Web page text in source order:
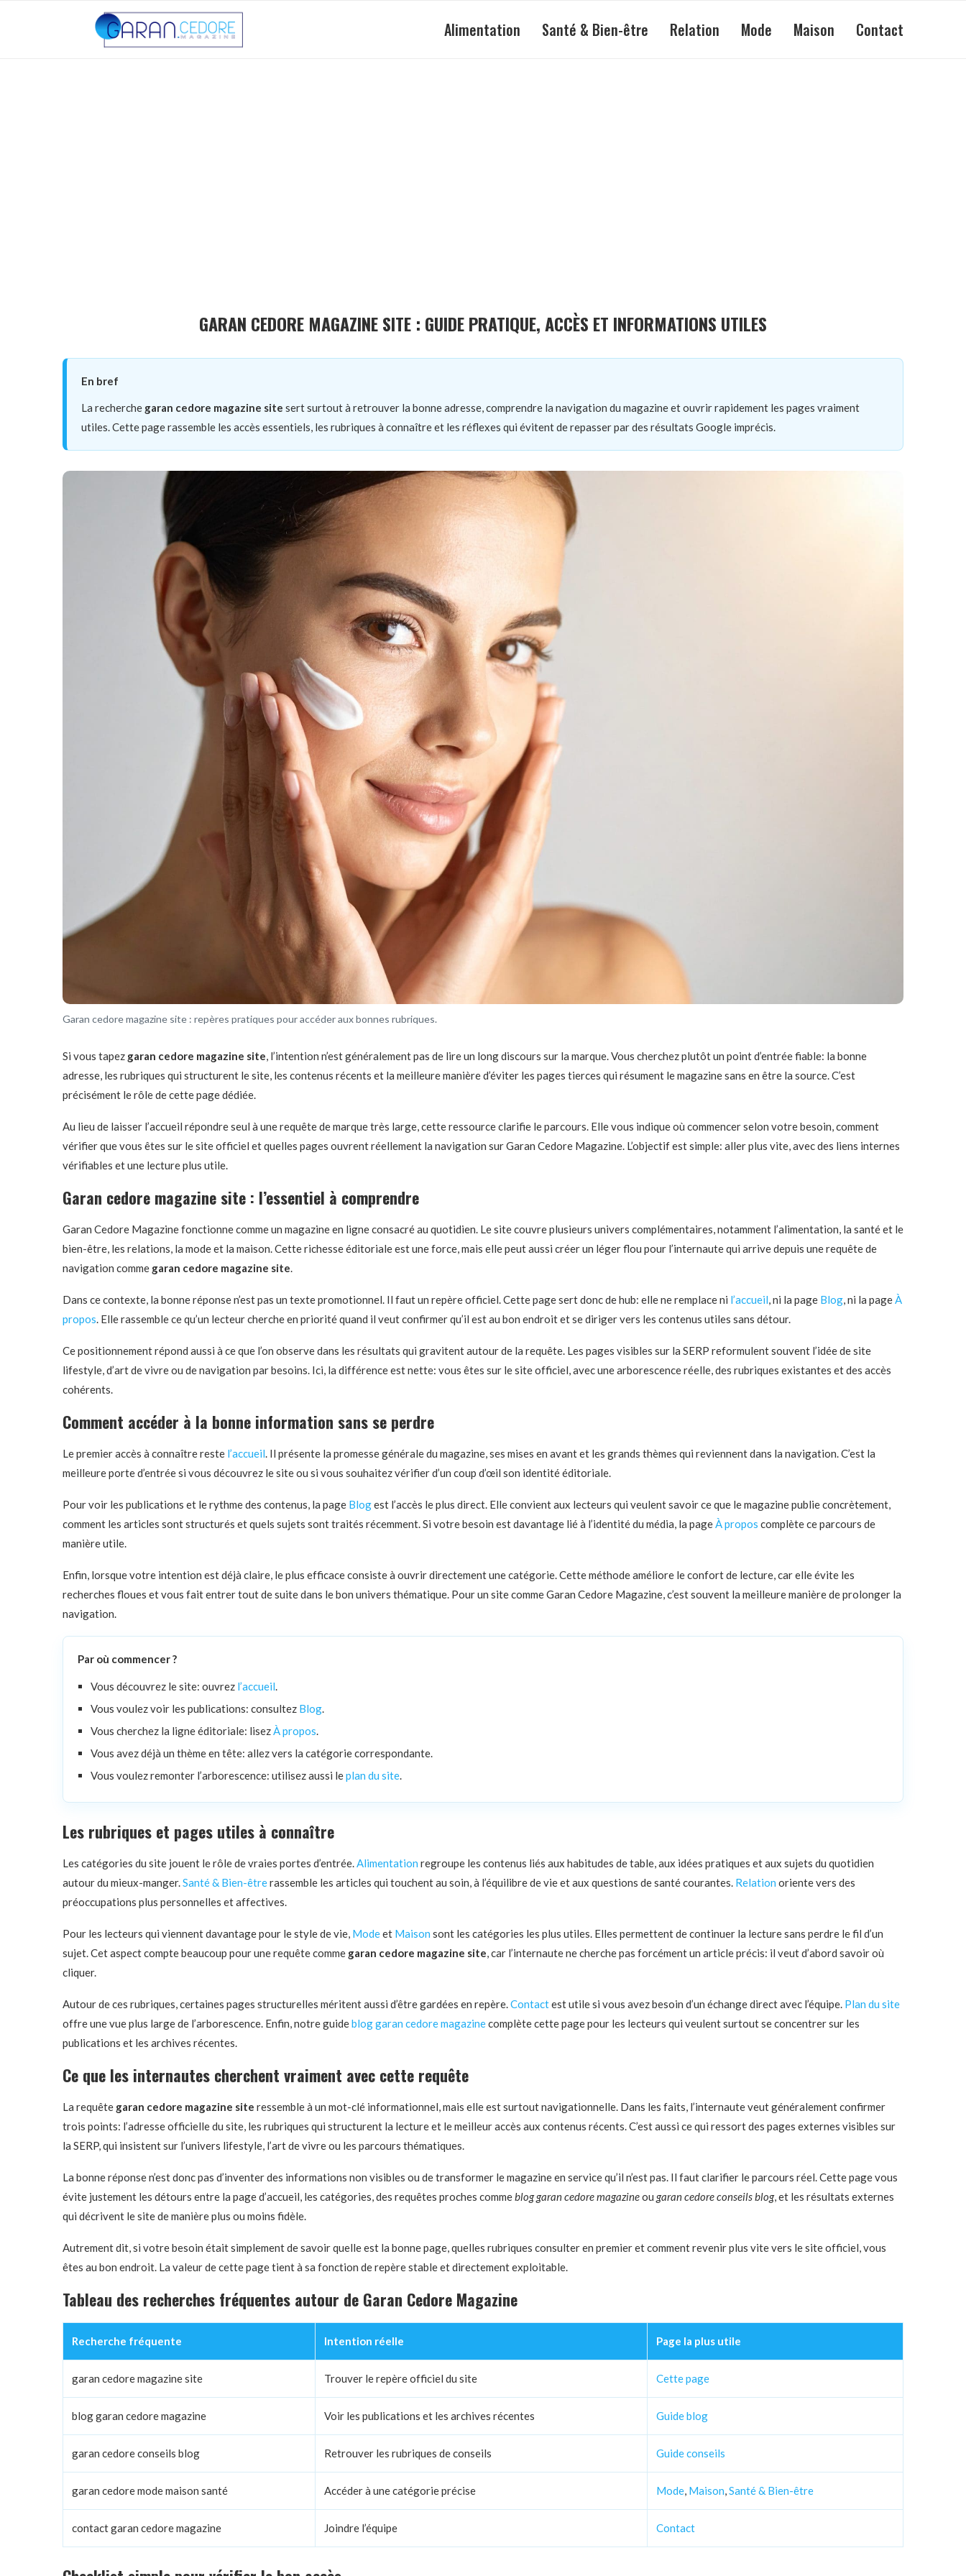
Alimentation Santé & Bien-être Relation Mode Maison Contact
GARAN CEDORE MAGAZINE SITE : GUIDE PRATIQUE, ACCÈS ET INFORMATIONS UTILES
En bref
La recherche garan cedore magazine site sert surtout à retrouver la bonne adresse, comprendre la navigation du magazine et ouvrir rapidement les pages vraiment
utiles. Cette page rassemble les accès essentiels, les rubriques à connaître et les réflexes qui évitent de repasser par des résultats Google imprécis.
Garan cedore magazine site : repères pratiques pour accéder aux bonnes rubriques.
Si vous tapez garan cedore magazine site, l’intention n’est généralement pas de lire un long discours sur la marque. Vous cherchez plutôt un point d’entrée fiable: la bonne
adresse, les rubriques qui structurent le site, les contenus récents et la meilleure manière d’éviter les pages tierces qui résument le magazine sans en être la source. C’est
précisément le rôle de cette page dédiée.
Au lieu de laisser l’accueil répondre seul à une requête de marque très large, cette ressource clarifie le parcours. Elle vous indique où commencer selon votre besoin, comment
vérifier que vous êtes sur le site officiel et quelles pages ouvrent réellement la navigation sur Garan Cedore Magazine. L’objectif est simple: aller plus vite, avec des liens internes
vérifiables et une lecture plus utile.
Garan cedore magazine site : l’essentiel à comprendre
Garan Cedore Magazine fonctionne comme un magazine en ligne consacré au quotidien. Le site couvre plusieurs univers complémentaires, notamment l’alimentation, la santé et le
bien-être, les relations, la mode et la maison. Cette richesse éditoriale est une force, mais elle peut aussi créer un léger flou pour l’internaute qui arrive depuis une requête de
navigation comme garan cedore magazine site.
Dans ce contexte, la bonne réponse n’est pas un texte promotionnel. Il faut un repère officiel. Cette page sert donc de hub: elle ne remplace ni l’accueil, ni la page Blog, ni la pageÀ
propos. Elle rassemble ce qu’un lecteur cherche en priorité quand il veut confirmer qu’il est au bon endroit et se diriger vers les contenus utiles sans détour.
Ce positionnement répond aussi à ce que l’on observe dans les résultats qui gravitent autour de la requête. Les pages visibles sur la SERP reformulent souvent l’idée de site
lifestyle, d’art de vivre ou de navigation par besoins. Ici, la différence est nette: vous êtes sur le site officiel, avec une arborescence réelle, des rubriques existantes et des accès
cohérents.
Comment accéder à la bonne information sans se perdre
Le premier accès à connaître reste l’accueil. Il présente la promesse générale du magazine, ses mises en avant et les grands thèmes qui reviennent dans la navigation. C’est la
meilleure porte d’entrée si vous découvrez le site ou si vous souhaitez vérifier d’un coup d’œil son identité éditoriale.
Pour voir les publications et le rythme des contenus, la page Blogest l’accès le plus direct. Elle convient aux lecteurs qui veulent savoir ce que le magazine publie concrètement,
comment les articles sont structurés et quels sujets sont traités récemment. Si votre besoin est davantage lié à l’identité du média, la pageÀ propos complète ce parcours de
manière utile.
Enfin, lorsque votre intention est déjà claire, le plus efficace consiste à ouvrir directement une catégorie. Cette méthode améliore le confort de lecture, car elle évite les
recherches floues et vous fait entrer tout de suite dans le bon univers thématique. Pour un site comme Garan Cedore Magazine, c’est souvent la meilleure manière de prolonger la
navigation.
Par où commencer ?
Vous découvrez le site: ouvrez l’accueil.
Vous voulez voir les publications: consultez Blog.
Vous cherchez la ligne éditoriale: lisezÀ propos.
Vous avez déjà un thème en tête: allez vers la catégorie correspondante.
Vous voulez remonter l’arborescence: utilisez aussi leplan du site.
Les rubriques et pages utiles à connaître
Les catégories du site jouent le rôle de vraies portes d’entrée.Alimentation regroupe les contenus liés aux habitudes de table, aux idées pratiques et aux sujets du quotidien
autour du mieux-manger.Santé & Bien-êtrerassemble les articles qui touchent au soin, à l’équilibre de vie et aux questions de santé courantes. Relation oriente vers des
préoccupations plus personnelles et affectives.
Pour les lecteurs qui viennent davantage pour le style de vie, Modeet Maison sont les catégories les plus utiles. Elles permettent de continuer la lecture sans perdre le fil d’un
sujet. Cet aspect compte beaucoup pour une requête comme garan cedore magazine site, car l’internaute ne cherche pas forcément un article précis: il veut d’abord savoir où
cliquer.
Autour de ces rubriques, certaines pages structurelles méritent aussi d’être gardées en repère.Contactest utile si vous avez besoin d’un échange direct avec l’équipe. Plan du site
offre une vue plus large de l’arborescence. Enfin, notre guideblog garan cedore magazinecomplète cette page pour les lecteurs qui veulent surtout se concentrer sur les
publications et les archives récentes.
Ce que les internautes cherchent vraiment avec cette requête
La requête garan cedore magazine site ressemble à un mot-clé informationnel, mais elle est surtout navigationnelle. Dans les faits, l’internaute veut généralement confirmer
trois points: l’adresse officielle du site, les rubriques qui structurent la lecture et le meilleur accès aux contenus récents. C’est aussi ce qui ressort des pages externes visibles sur
la SERP, qui insistent sur l’univers lifestyle, l’art de vivre ou les parcours thématiques.
La bonne réponse n’est donc pas d’inventer des informations non visibles ou de transformer le magazine en service qu’il n’est pas. Il faut clarifier le parcours réel. Cette page vous
évite justement les détours entre la page d’accueil, les catégories, des requêtes proches commeblog garan cedore magazineou garan cedore conseils blog, et les résultats externes
qui décrivent le site de manière plus ou moins fidèle.
Autrement dit, si votre besoin était simplement de savoir quelle est la bonne page, quelles rubriques consulter en premier et comment revenir plus vite vers le site officiel, vous
êtes au bon endroit. La valeur de cette page tient à sa fonction de repère stable et directement exploitable.
Tableau des recherches fréquentes autour de Garan Cedore Magazine
Recherche fréquente Intention réelle Page la plus utile
garan cedore magazine site Trouver le repère officiel du site Cette page
blog garan cedore magazine Voir les publications et les archives récentes Guide blog
garan cedore conseils blog Retrouver les rubriques de conseils Guide conseils
garan cedore mode maison santé Accéder à une catégorie précise Mode, Maison,Santé & Bien-être
contact garan cedore magazine Joindre l’équipe Contact